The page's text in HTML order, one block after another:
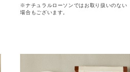
※ナチュラルローソンではお取り扱いのない
場合もございます。